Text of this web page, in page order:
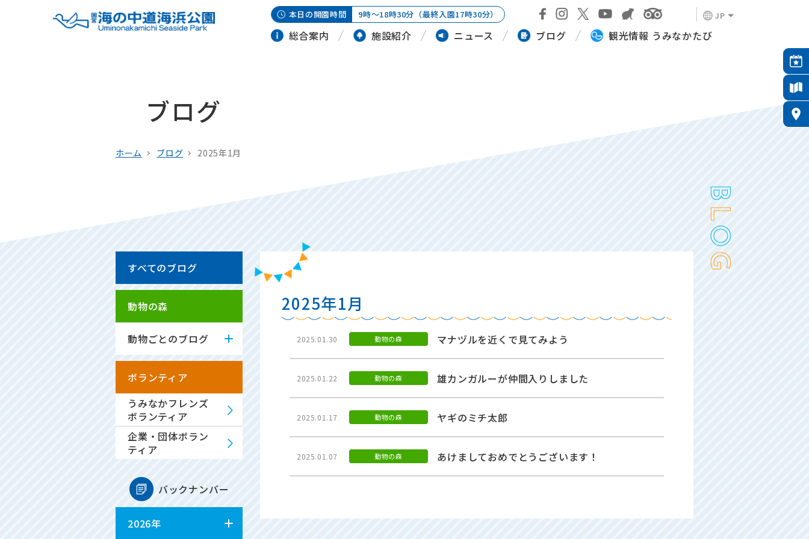
本日の開園時間 9時～18時30分（最終入園17時30分） JP
総合案内 施設紹介 ニュース ブログ 観光情報 うみなかたび
ブログ
ホーム ブログ 2025年1月
すべてのブログ
動物の森
動物ごとのブログ
ボランティア
うみなかフレンズ
ボランティア
企業・団体ボラン
ティア
バックナンバー
2026年
2025年1月
2025.01.30 動物の森 マナヅルを近くで見てみよう
2025.01.22 動物の森 雄カンガルーが仲間入りしました
2025.01.17 動物の森 ヤギのミチ太郎
2025.01.07 動物の森 あけましておめでとうございます！